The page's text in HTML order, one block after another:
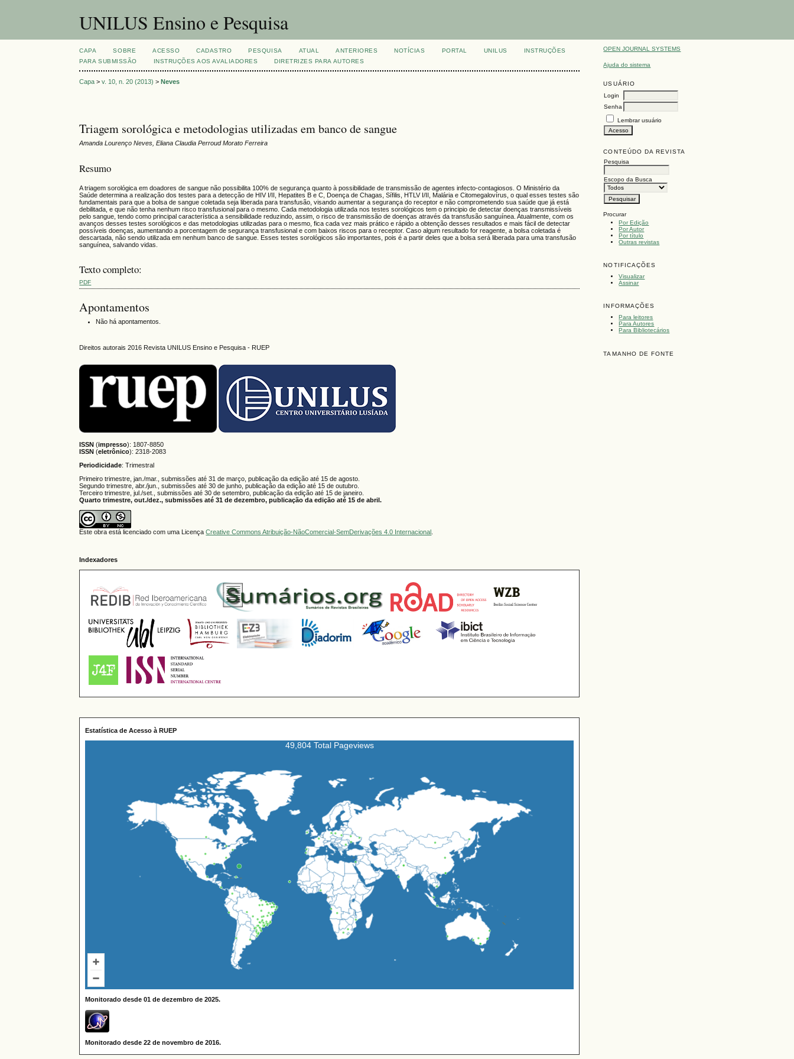
UNILUS Ensino e Pesquisa
OPEN JOURNAL SYSTEMS
Ajuda do sistema
USUÁRIO
Login
Senha
Lembrar usuário
CONTEÚDO DA REVISTA
Pesquisa
Escopo da Busca
Procurar
Por Edição
Por Autor
Por título
Outras revistas
NOTIFICAÇÕES
Visualizar
Assinar
INFORMAÇÕES
Para leitores
Para Autores
Para Bibliotecários
TAMANHO DE FONTE
CAPA SOBRE ACESSO CADASTRO PESQUISA ATUAL ANTERIORES NOTÍCIAS PORTAL UNILUS
INSTRUÇÕES
PARA SUBMISSÃO
INSTRUÇÕES AOS AVALIADORES DIRETRIZES PARA AUTORES
Capa >v. 10, n. 20 (2013) >Neves
Triagem sorológica e metodologias utilizadas em banco de sangue
Amanda Lourenço Neves, Eliana Claudia Perroud Morato Ferreira
Resumo
A triagem sorológica em doadores de sangue não possibilita 100% de segurança quanto à possibilidade de transmissão de agentes infecto-contagiosos. O Ministério da
Saúde determina a realização dos testes para a detecção de HIV I/II, Hepatites B e C, Doença de Chagas, Sífilis, HTLV I/II, Malária e Citomegalovírus, o qual esses testes são
fundamentais para que a bolsa de sangue coletada seja liberada para transfusão, visando aumentar a segurança do receptor e não comprometendo sua saúde que já está
debilitada, e que não tenha nenhum risco transfusional para o mesmo. Cada metodologia utilizada nos testes sorológicos tem o principio de detectar doenças transmissíveis
pelo sangue, tendo como principal característica a sensibilidade reduzindo, assim, o risco de transmissão de doenças através da transfusão sanguínea. Atualmente, com os
avanços desses testes sorológicos e das metodologias utilizadas para o mesmo, fica cada vez mais prático e rápido a obtenção desses resultados e mais fácil de detectar
possíveis doenças, aumentando a porcentagem de segurança transfusional e com baixos riscos para o receptor. Caso algum resultado for reagente, a bolsa coletada é
descartada, não sendo utilizada em nenhum banco de sangue. Esses testes sorológicos são importantes, pois é a partir deles que a bolsa será liberada para uma transfusão
sanguínea, salvando vidas.
Texto completo:
PDF
Apontamentos
Não há apontamentos.
Direitos autorais 2016 Revista UNILUS Ensino e Pesquisa - RUEP
ISSN (impresso): 1807-8850
ISSN (eletrônico):2318-2083
Periodicidade: Trimestral
Primeiro trimestre, jan./mar., submissões até 31 de março, publicação da edição até 15 de agosto.
Segundo trimestre, abr./jun., submissões até 30 de junho, publicação da edição até 15 de outubro.
Terceiro trimestre, jul./set., submissões até 30 de setembro, publicação da edição até 15 de janeiro.
Quarto trimestre, out./dez., submissões até 31 de dezembro, publicação da edição até 15 de abril.
Este obra está licenciado com uma LicençaCreative Commons Atribuição-NãoComercial-SemDerivações 4.0 Internacional
Indexadores
Estatística de Acesso à RUEP
49,804 Total Pageviews
Monitorado desde 01 de dezembro de 2025.
Monitorado desde 22 de novembro de 2016.